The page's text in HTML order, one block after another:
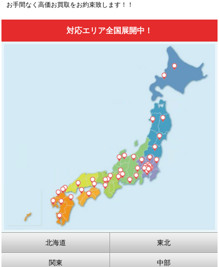
お手間なく高価お買取をお約束致します！！
対応エリア全国展開中！
北海道 東北
関東 中部